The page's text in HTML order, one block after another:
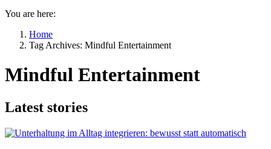
You are here:
Home
Tag Archives: Mindful Entertainment
Mindful Entertainment
Latest stories